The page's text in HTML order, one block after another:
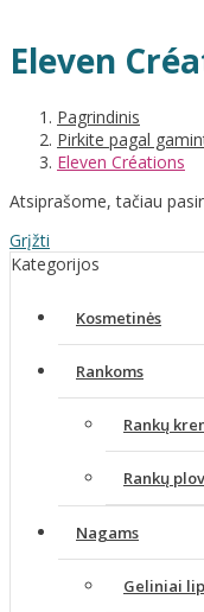
Eleven
Pagrindinis
Pirkite pagal
Eleven Créations
Atsiprašome, tačiau
Grįžti
Kategorijos
Kosmetinės
Rankoms
Rankų
Rankų
Nagams
Geliniai